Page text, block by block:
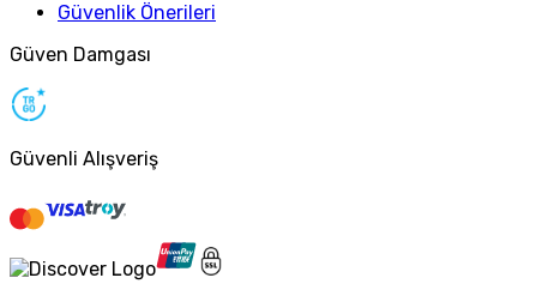
Güvenlik Önerileri
Güven Damgası
Güvenli Alışveriş